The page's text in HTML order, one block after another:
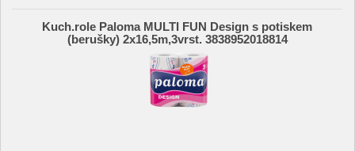
Kuch.role Paloma MULTI FUN Design s potiskem
(berušky) 2x16,5m,3vrst. 3838952018814